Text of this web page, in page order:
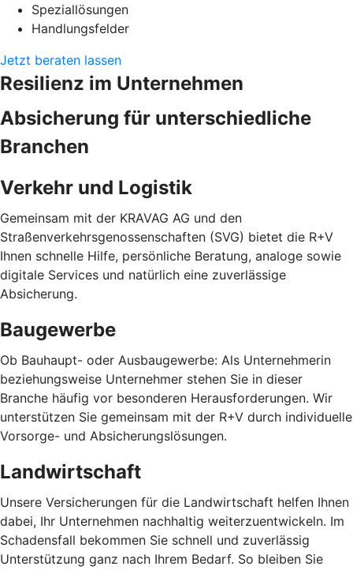
Speziallösungen
Handlungsfelder
Jetzt beraten lassen
Resilienz im Unternehmen
Absicherung für unterschiedliche
Branchen
Verkehr und Logistik
Gemeinsam mit der KRAVAG AG und den
Straßenverkehrsgenossenschaften (SVG) bietet die R+V
Ihnen schnelle Hilfe, persönliche Beratung, analoge sowie
digitale Services und natürlich eine zuverlässige
Absicherung.
Baugewerbe
Ob Bauhaupt- oder Ausbaugewerbe: Als Unternehmerin
beziehungsweise Unternehmer stehen Sie in dieser
Branche häufig vor besonderen Herausforderungen. Wir
unterstützen Sie gemeinsam mit der R+V durch individuelle
Vorsorge- und Absicherungslösungen.
Landwirtschaft
Unsere Versicherungen für die Landwirtschaft helfen Ihnen
dabei, Ihr Unternehmen nachhaltig weiterzuentwickeln. Im
Schadensfall bekommen Sie schnell und zuverlässig
Unterstützung ganz nach Ihrem Bedarf. So bleiben Sie